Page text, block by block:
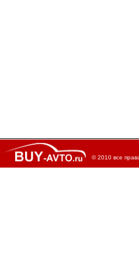
© 2010 все